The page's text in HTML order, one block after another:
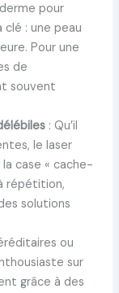
pour
: une peau
Pour une
de
souvent
: Qu’il
le laser
case « cache-
répétition,
solutions
ou
sur
grâce à des